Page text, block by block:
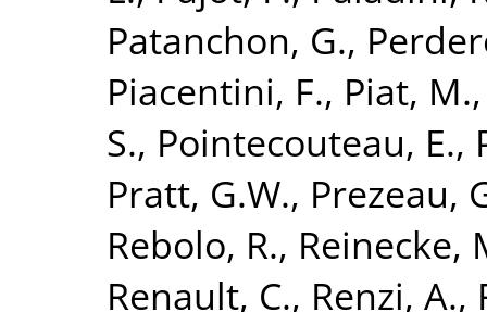
Patanchon, G.,
Piacentini, F., Piat, M.
S., Pointecouteau, E.,
Pratt, G.W., Prezeau,
Rebolo, R., Reinecke,
Renault, C., Renzi, A.,